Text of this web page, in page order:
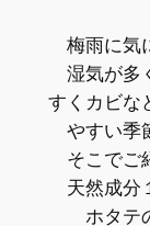
梅雨に気
湿気が多
すくカビな
やすい季
そこでご
天然成分
ホタテの